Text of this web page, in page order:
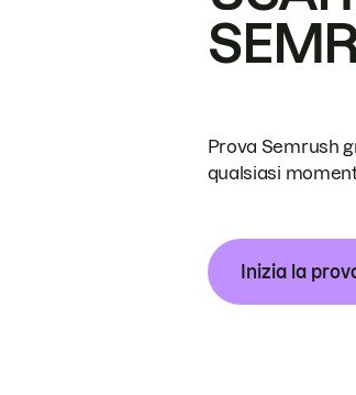
Prova Semrush
qualsiasi
Inizia la